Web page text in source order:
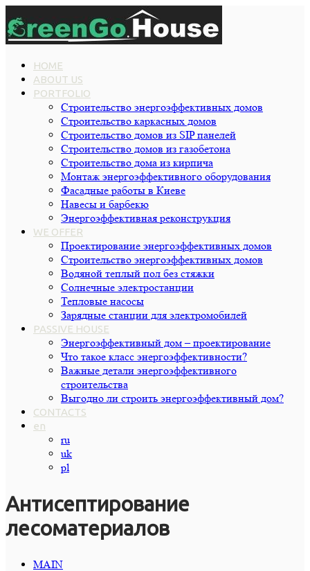
HOME
ABOUT US
PORTFOLIO
Строительство энергоэффективных домов
Строительство каркасных домов
Строительство домов из SIP панелей
Строительство домов из газобетона
Строительство дома из кирпича
Монтаж энергоэффективного оборудования
Фасадные работы в Киеве
Навесы и барбекю
Энергоэффективная реконструкция
WE OFFER
Проектирование энергоэффективных домов
Строительство энергоэффективных домов
Водяной теплый пол без стяжки
Cолнечные электростанции
Тепловые насосы
Зарядные станции для электромобилей
PASSIVE HOUSE
Энергоэффективный дом – проектирование
Что такое класс энергоэффективности?
Важные детали энергоэффективного
строительства
Выгодно ли строить энергоэффективный дом?
CONTACTS
en
ru
uk
pl
Антисептирование
лесоматериалов
MAIN